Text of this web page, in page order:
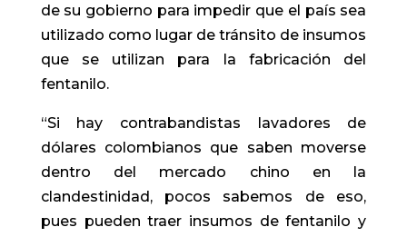
de su gobierno para impedir que el país sea
utilizado como lugar de tránsito de insumos
que se utilizan para la fabricación del
fentanilo.
“Si hay contrabandistas lavadores de
dólares colombianos que saben moverse
dentro del mercado chino en la
clandestinidad, pocos sabemos de eso,
pues pueden traer insumos de fentanilo y